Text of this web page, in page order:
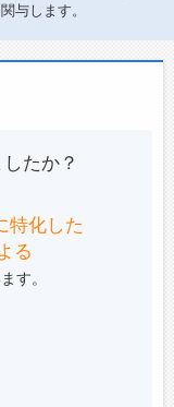
与します。
たか？
特化した
る
す。